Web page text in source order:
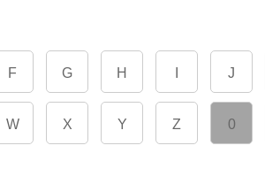
F G H J
W X Y Z 0